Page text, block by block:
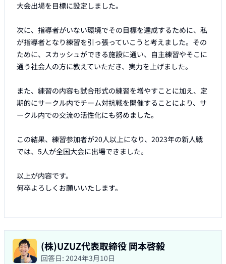
大会出場を目標に設定しました。
次に、指導者がいない環境でその目標を達成するために、私
が指導者となり練習を引っ張っていこうと考えました。その
ために、スカッシュができる施設に通い、自主練習やそこに
通う社会人の方に教えていただき、実力を上げました。
また、練習の内容も試合形式の練習を増やすことに加え、定
期的にサークル内でチーム対抗戦を開催することにより、サ
ークル内での交流の活性化にも努めました。
この結果、練習参加者が20人以上になり、2023年の新人戦
では、5人が全国大会に出場できました。
以上が内容です。
何卒よろしくお願いいたします。
(株)UZUZ代表取締役 岡本啓毅
回答日: 2024年3月10日